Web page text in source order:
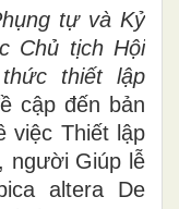
tự và Kỷ
Chủ tịch Hội
thiết lập
cập đến bản
việc Thiết lập
người Giúp lễ
altera De